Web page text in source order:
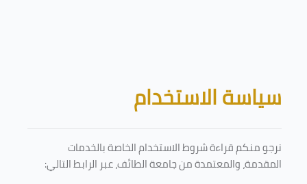
الكتل
سياسة الاستخدام
نرجو منكم قراءة شروط الاستخدام الخاصة بالخدمات
المقدمة، والمعتمدة من جامعة الطائف، عبر الرابط التالي: